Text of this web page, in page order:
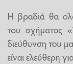
Η βραδιά θα
του σχήματος
διεύθυνση του
είναι ελεύθερη